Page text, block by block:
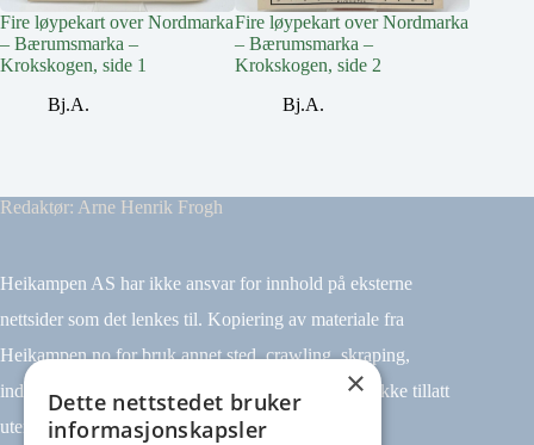
Fire løypekart over Nordmarka
– Bærumsmarka –
Krokskogen, side 1
Bj.A.
Fire løypekart over Nordmarka
– Bærumsmarka –
Krokskogen, side 2
Bj.A.
Redaktør: Arne Henrik Frogh
Heikampen AS har ikke ansvar for innhold på eksterne
nettsider som det lenkes til. Kopiering av materiale fra
Heikampen.no for bruk annet sted, crawling, skraping,
indeksering (for eksempel tekst og datamining) er ikke tillatt
uten avtale.
×
Dette nettstedet bruker
informasjonskapsler